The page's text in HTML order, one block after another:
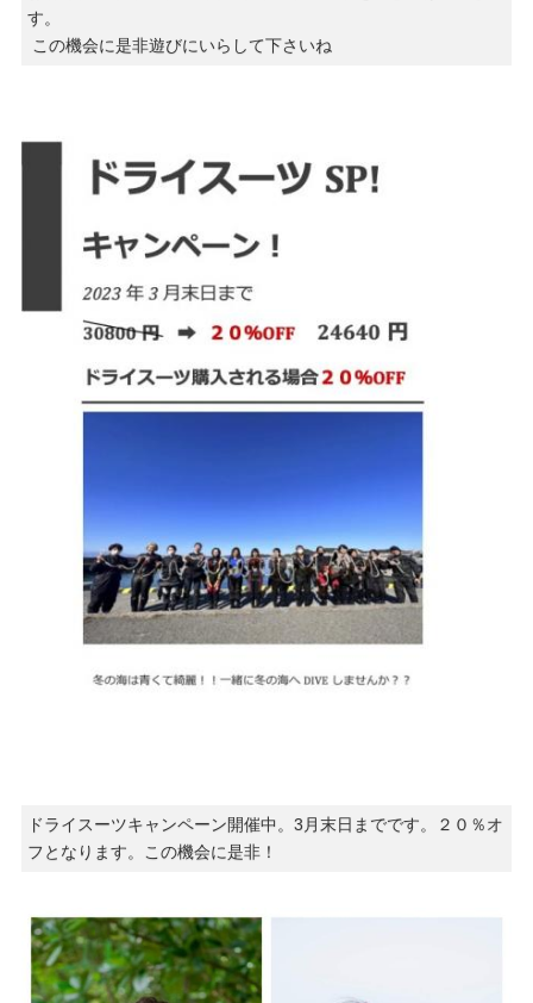
す。
この機会に是非遊びにいらして下さいね
ドライスーツキャンペーン開催中。3月末日までです。２０％オ
フとなります。この機会に是非！